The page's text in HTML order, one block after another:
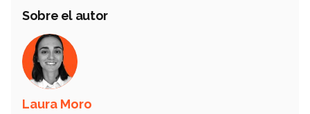
Sobre el autor
Laura Moro